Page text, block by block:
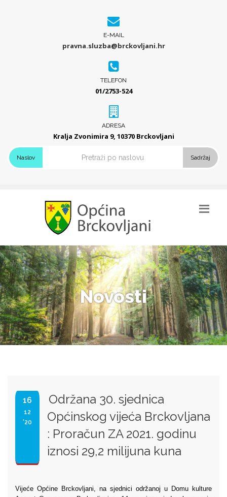
E-MAIL
pravna.sluzba@brckovljani.hr
TELEFON
01/2753-524
ADRESA
Kralja Zvonimira 9, 10370 Brckovljani
Naslov Sadržaj
Novosti
16
12
'20
Održana 30. sjednica
Općinskog vijeća Brckovljana
: Proračun ZA 2021. godinu
iznosi 29,2 milijuna kuna
Vijeće Općine Brckovljani, na sjednici održanoj u Domu kulture